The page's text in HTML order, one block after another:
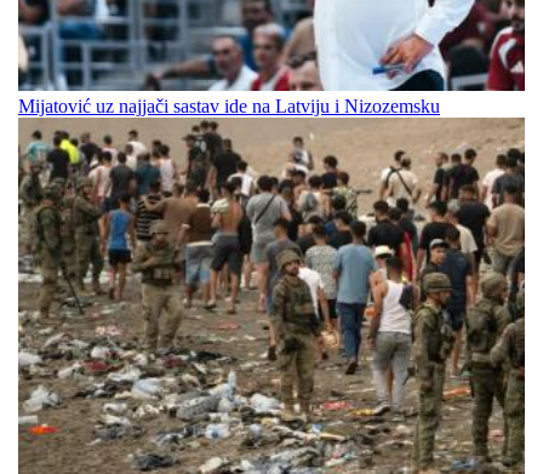
Mijatović uz najjači sastav ide na Latviju i Nizozemsku